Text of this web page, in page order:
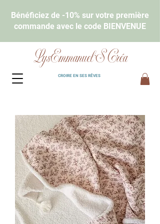
LysEmmanuel'S Créa
CROIRE EN SES RÊVES
Bénéficiez de -10% sur votre première
commande avec le code BIENVENUE